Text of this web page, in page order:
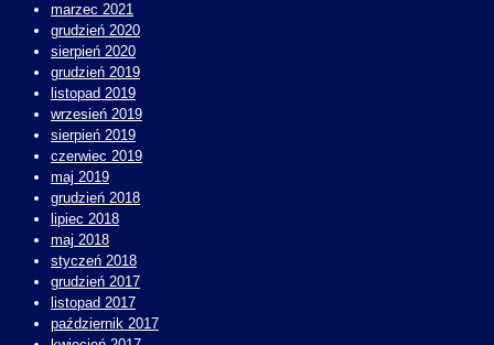
marzec 2021
grudzień 2020
sierpień 2020
grudzień 2019
listopad 2019
wrzesień 2019
sierpień 2019
czerwiec 2019
maj 2019
grudzień 2018
lipiec 2018
maj 2018
styczeń 2018
grudzień 2017
listopad 2017
październik 2017